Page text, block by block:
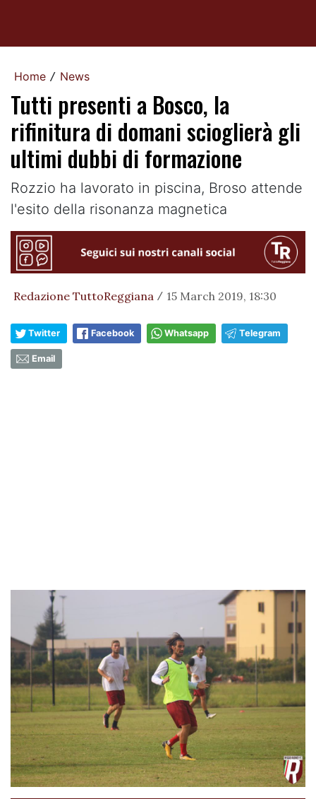
Home / News
Tutti presenti a Bosco, la
rifinitura di domani scioglierà gli
ultimi dubbi di formazione
Rozzio ha lavorato in piscina, Broso attende
l'esito della risonanza magnetica
Redazione TuttoReggiana / 15 March 2019, 18:30
Twitter Facebook Whatsapp Telegram
Email